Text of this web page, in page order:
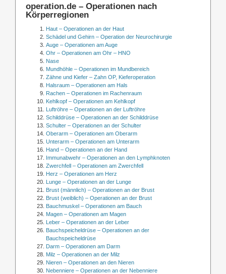
operation.de – Operationen nach
Körperregionen
Haut – Operationen an der Haut
Schädel und Gehirn – Operation der Neurochirurgie
Auge – Operationen am Auge
Ohr – Operationen am Ohr – HNO
Nase
Mundhöhle – Operationen im Mundbereich
Zähne und Kiefer – Zahn OP, Kieferoperation
Halsraum – Operationen am Hals
Rachen – Operationen im Rachenraum
Kehlkopf – Operationen am Kehlkopf
Luftröhre – Operationen an der Luftröhre
Schilddrüse – Operationen an der Schilddrüse
Schulter – Operationen an der Schulter
Oberarm – Operationen am Oberarm
Unterarm – Operationen am Unterarm
Hand – Operationen an der Hand
Immunabwehr – Operationen an den Lymphknoten
Zwerchfell – Operationen am Zwerchfell
Herz – Operationen am Herz
Lunge – Operationen an der Lunge
Brust (männlich) – Operationen an der Brust
Brust (weiblich) – Operationen an der Brust
Bauchmuskel – Operationen am Bauch
Magen – Operationen am Magen
Leber – Operationen an der Leber
Bauchspeicheldrüse – Operationen an der
Bauchspeicheldrüse
Darm – Operationen am Darm
Milz – Operationen an der Milz
Nieren – Operationen an den Nieren
Nebenniere – Operationen an der Nebenniere